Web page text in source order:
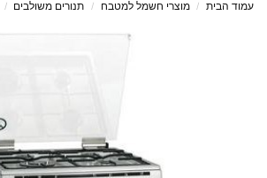
עמוד הבית / מוצרי חשמל למטבח / תנורים משולבים /